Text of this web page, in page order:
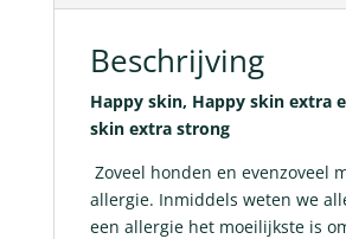
Beschrijving
Happy skin, Happy skin extra
skin extra strong
Zoveel honden en evenzoveel
allergie. Inmiddels weten we
een allergie het moeilijkste is